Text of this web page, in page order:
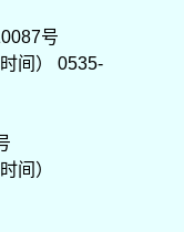
号
间） 0535-
间）